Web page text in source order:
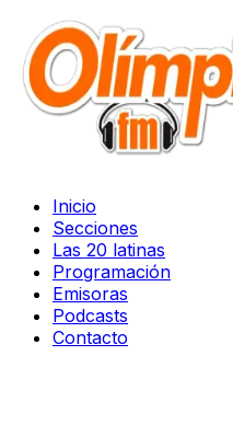
Inicio
Secciones
Las 20 latinas
Programación
Emisoras
Podcasts
Contacto